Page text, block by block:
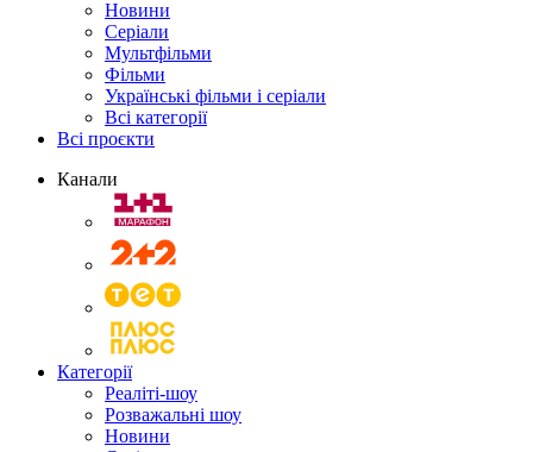
Новини
Серіали
Мультфільми
Фільми
Українські фільми і серіали
Всі категорії
Всі проєкти
Канали
Категорії
Реаліті-шоу
Розважальні шоу
Новини